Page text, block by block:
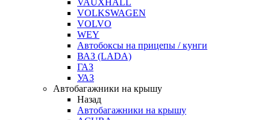
VAUXHALL
VOLKSWAGEN
VOLVO
WEY
Автобоксы на прицепы / кунги
ВАЗ (LADA)
ГАЗ
УАЗ
Автобагажники на крышу
Назад
Автобагажники на крышу